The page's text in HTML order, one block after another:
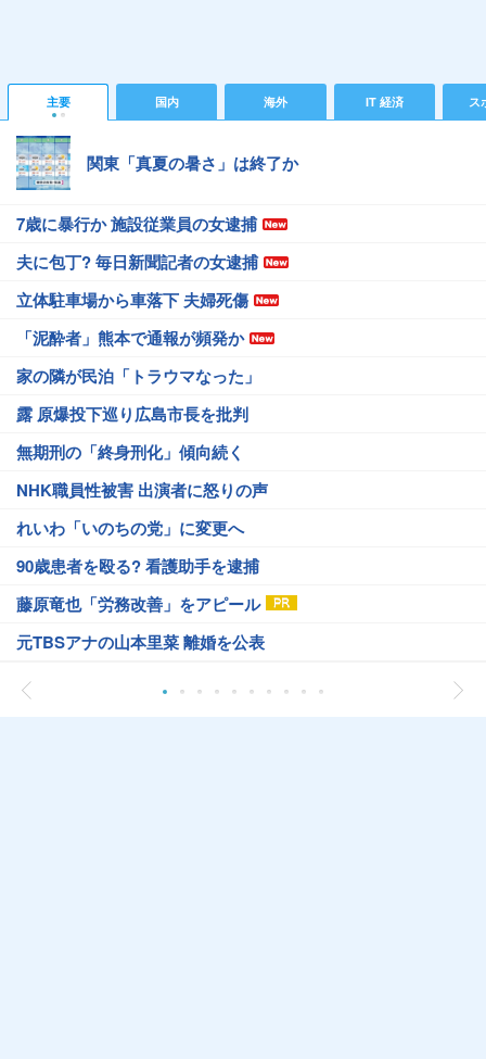
主要 国内 海外 IT 経済 ス
関東「真夏の暑さ」は終了か
7歳に暴行か 施設従業員の女逮捕
夫に包丁? 毎日新聞記者の女逮捕
立体駐車場から車落下 夫婦死傷
「泥酔者」熊本で通報が頻発か
家の隣が民泊「トラウマなった」
露 原爆投下巡り広島市長を批判
無期刑の「終身刑化」傾向続く
NHK職員性被害 出演者に怒りの声
れいわ「いのちの党」に変更へ
90歳患者を殴る? 看護助手を逮捕
藤原竜也「労務改善」をアピール
元TBSアナの山本里菜 離婚を公表